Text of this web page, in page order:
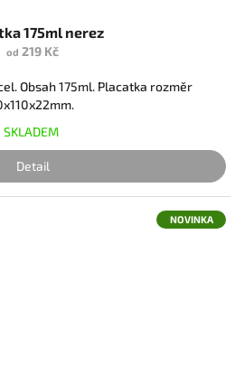
175ml nerez
od 219 Kč
Obsah 175ml. Placatka rozměr
SKLADEM
Detail
NOVINKA